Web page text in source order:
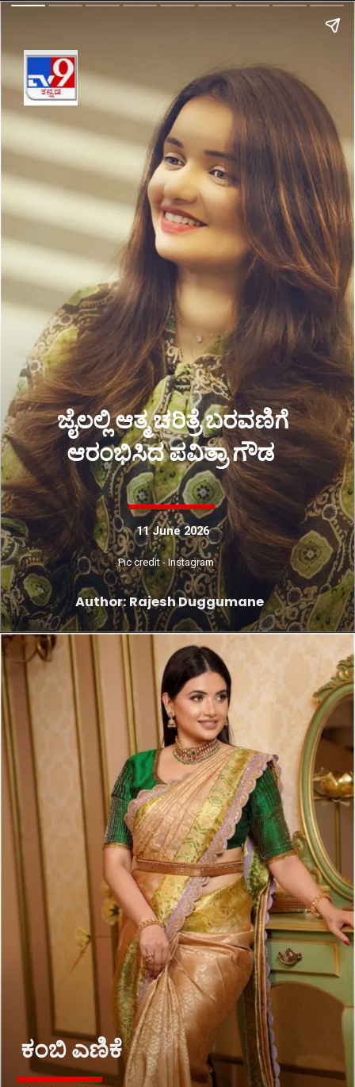
Pic credit - Instagram
Author: Rajesh Duggumane
ಜೈಲಲ್ಲಿ ಆತ್ಮ ಚರಿತ್ರೆ ಬರವಣಿಗೆ
ಆರಂಭಿಸಿದ ಪವಿತ್ರಾ ಗೌಡ
11 June 2026
ಕಂಬಿ ಎಣಿಕೆ